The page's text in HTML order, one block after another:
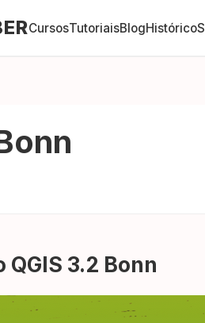
CursosTutoriaisBlogHistórico
3.2 Bonn